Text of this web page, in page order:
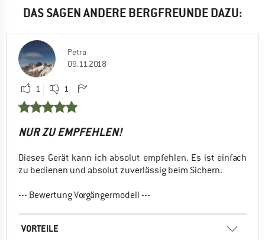
DAS SAGEN ANDERE BERGFREUNDE DAZU:
Petra
09.11.2018
1 1
NUR ZU EMPFEHLEN!
Dieses Gerät kann ich absolut empfehlen. Es ist einfach
zu bedienen und absolut zuverlässig beim Sichern.
--- Bewertung Vorgängermodell ---
VORTEILE